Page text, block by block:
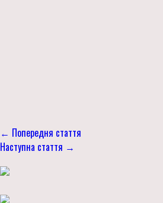
← Попередня стаття
Наступна стаття →